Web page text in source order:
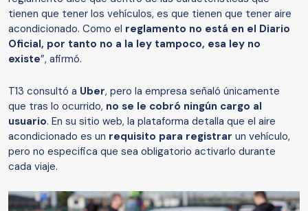
tienen que tener los vehículos, es que tienen que tener aire
acondicionado. Como el reglamento no está en el Diario
Oficial, por tanto no a la ley tampoco, esa ley no
existe”, afirmó.
T13 consultó a Uber, pero la empresa señaló únicamente
que tras lo ocurrido, no se le cobró ningún cargo al
usuario. En su sitio web, la plataforma detalla que el aire
acondicionado es un requisito para registrar un vehículo,
pero no especifica que sea obligatorio activarlo durante
cada viaje.